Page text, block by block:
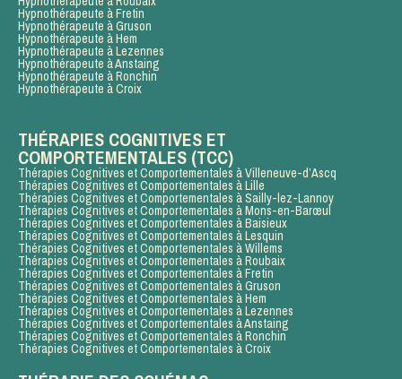
Hypnothérapeute à Fretin
Hypnothérapeute à Gruson
Hypnothérapeute à Hem
Hypnothérapeute à Lezennes
Hypnothérapeute à Anstaing
Hypnothérapeute à Ronchin
Hypnothérapeute à Croix
THÉRAPIES COGNITIVES ET
COMPORTEMENTALES (TCC)
Thérapies Cognitives et Comportementales à Villeneuve-d’Ascq
Thérapies Cognitives et Comportementales à Lille
Thérapies Cognitives et Comportementales à Sailly-lez-Lannoy
Thérapies Cognitives et Comportementales à Mons-en-Barœul
Thérapies Cognitives et Comportementales à Baisieux
Thérapies Cognitives et Comportementales à Lesquin
Thérapies Cognitives et Comportementales à Willems
Thérapies Cognitives et Comportementales à Roubaix
Thérapies Cognitives et Comportementales à Fretin
Thérapies Cognitives et Comportementales à Gruson
Thérapies Cognitives et Comportementales à Hem
Thérapies Cognitives et Comportementales à Lezennes
Thérapies Cognitives et Comportementales à Anstaing
Thérapies Cognitives et Comportementales à Ronchin
Thérapies Cognitives et Comportementales à Croix